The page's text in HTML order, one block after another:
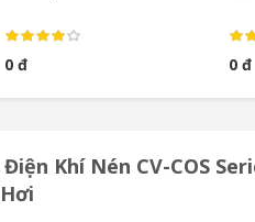
0 đ 0 đ
Khí Nén CV-COS